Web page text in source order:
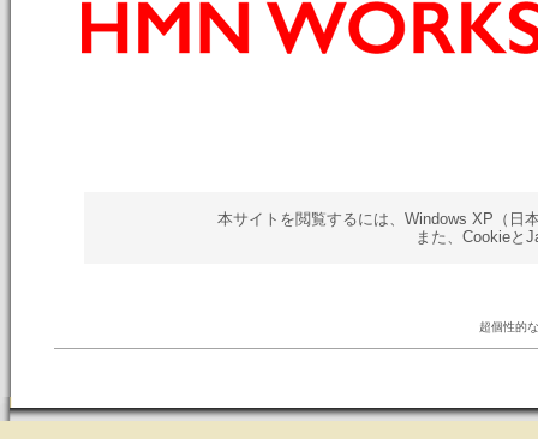
本サイトを閲覧するには、Windows XP（日
また、Cookieと
超個性的